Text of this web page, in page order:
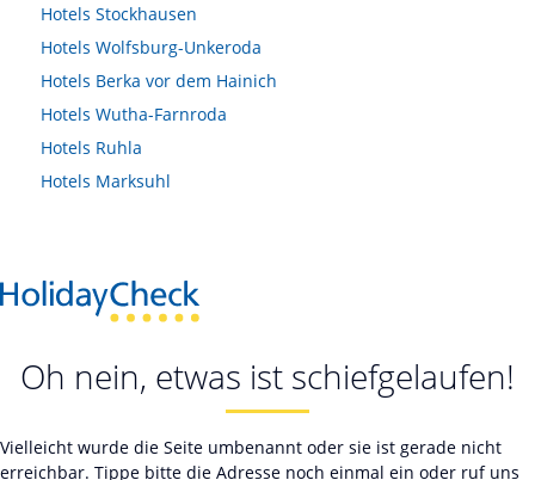
Hotels Stockhausen
Hotels Wolfsburg-Unkeroda
Hotels Berka vor dem Hainich
Hotels Wutha-Farnroda
Hotels Ruhla
Hotels Marksuhl
Oh nein, etwas ist schiefgelaufen!
Vielleicht wurde die Seite umbenannt oder sie ist gerade nicht
erreichbar. Tippe bitte die Adresse noch einmal ein oder ruf uns